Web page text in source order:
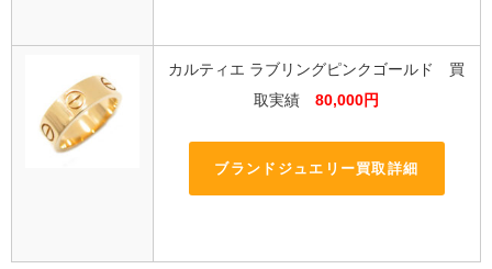
カルティエ ラブリングピンクゴールド 買
取実績80,000円
ブランドジュエリー買取詳細